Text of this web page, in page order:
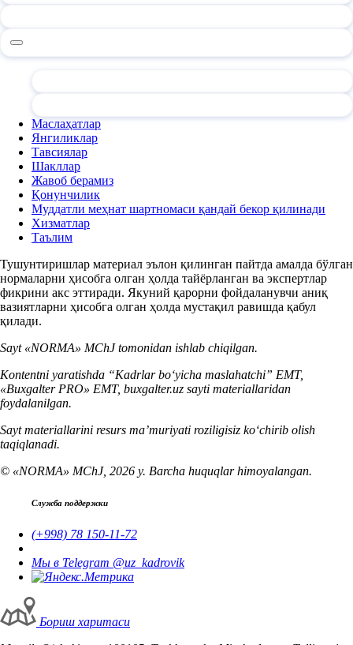
Маслаҳатлар
Янгиликлар
Тавсиялар
Шакллар
Жавоб берамиз
Қонунчилик
Муддатли меҳнат шартномаси қандай бекор қилинади
Хизматлар
Таълим
Тушунтиришлар материал эълон қилинган пайтда амалда бўлган
нормаларни ҳисобга олган ҳолда тайёрланган ва экспертлар
фикрини акс эттиради. Якуний қарорни фойдаланувчи аниқ
вазиятларни ҳисобга олган ҳолда мустақил равишда қабул
қилади.
Sayt «NORMA» MChJ tomonidan ishlab chiqilgan.
Kontentni yaratishda “Kadrlar boʻyicha maslahatchi” EMT,
«Buxgalter PRO» EMT, buxgalter.uz sayti materiallaridan
foydalanilgan.
Sayt materiallarini resurs ma’muriyati roziligisiz koʻchirib olish
taqiqlanadi.
© «NORMA» MChJ, 2026 y. Barcha huquqlar himoyalangan.
Служба поддержки
(+998) 78 150-11-72
Мы в Telegram @uz_kadrovik
Бориш харитаси